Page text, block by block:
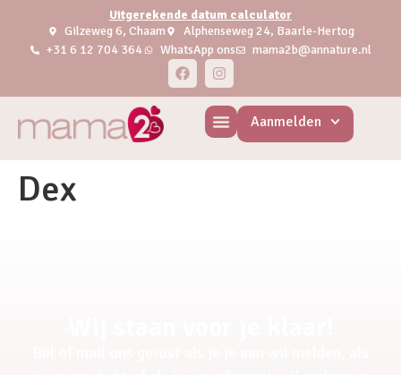
Uitgerekende datum calculator
Gilzeweg 6, Chaam
Alphenseweg 24, Baarle-Hertog
+31 6 12 704 364
WhatsApp ons mama2b@annature.nl
Aanmelden
Dex